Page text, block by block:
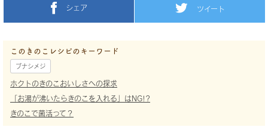
シェア ツイート
このきのこレシピのキーワード
ブナシメジ
ホクトのきのこおいしさへの探求
「お湯が沸いたらきのこを入れる」はNG!?
きのこで菌活って？